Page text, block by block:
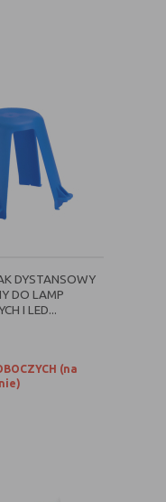
DYSTANSOWY
DO LAMP
I LED...
(na